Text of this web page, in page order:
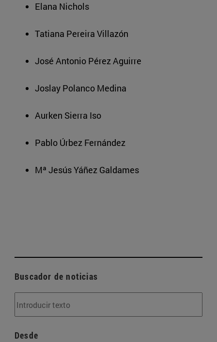
Elana Nichols
Tatiana Pereira Villazón
José Antonio Pérez Aguirre
Joslay Polanco Medina
Aurken Sierra Iso
Pablo Úrbez Fernández
Mª Jesús Yáñez Galdames
Buscador de noticias
Desde